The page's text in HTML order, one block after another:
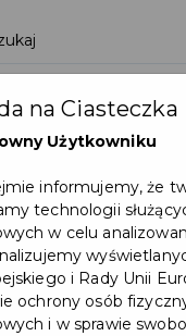
KROSS S.A.
na Ciasteczka
Użytkowniku
informujemy, że
technologii
w celu
i Rady Unii
ochrony osób
i w sprawie